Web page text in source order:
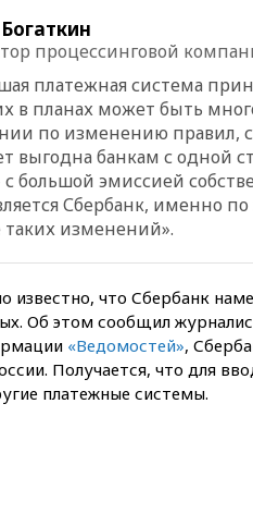
процессинговой
платежная система
в планах может быть
по изменению правил,
выгодна банкам с одной
большой эмиссией
Сбербанк, именно
таких изменений».
известно, что Сбербанк
Об этом сообщил
«Ведомостей»,
Получается, что для
платежные системы.